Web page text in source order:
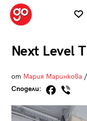
Next Level
от Мария Маринкова
Сподели: